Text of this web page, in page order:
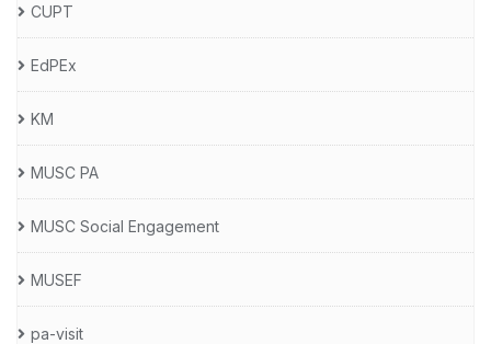
CUPT
EdPEx
KM
MUSC PA
MUSC Social Engagement
MUSEF
pa-visit